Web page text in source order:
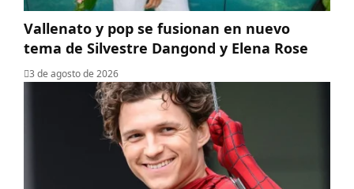
Vallenato y pop se fusionan en nuevo
tema de Silvestre Dangond y Elena Rose
3 de agosto de 2026